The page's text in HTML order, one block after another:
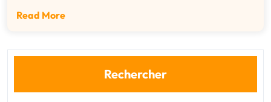
Read More
Rechercher